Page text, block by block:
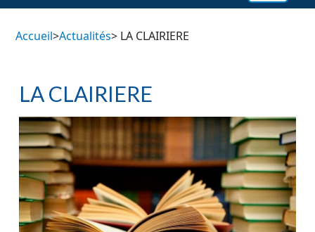
Accueil>Actualités> LA CLAIRIERE
LA CLAIRIERE